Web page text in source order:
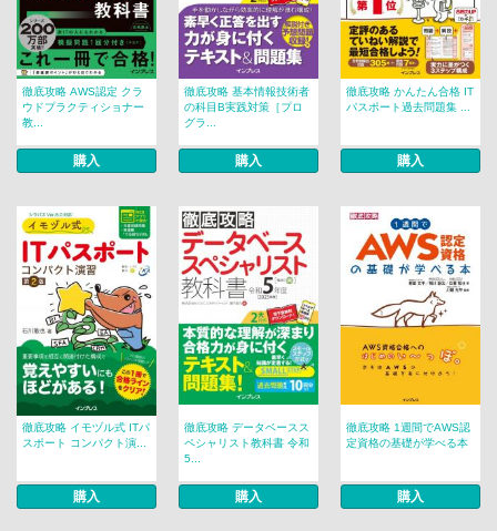
徹底攻略 AWS認定 クラ
ウドプラクティショナー
教...
購入
徹底攻略 基本情報技術者
の科目B実践対策［プロ
グラ...
購入
徹底攻略 かんたん合格 IT
パスポート過去問題集 ...
購入
徹底攻略 イモヅル式 ITパ
スポート コンパクト演...
購入
徹底攻略 データベースス
ペシャリスト教科書 令和
5...
購入
徹底攻略 1週間でAWS認
定資格の基礎が学べる本
購入